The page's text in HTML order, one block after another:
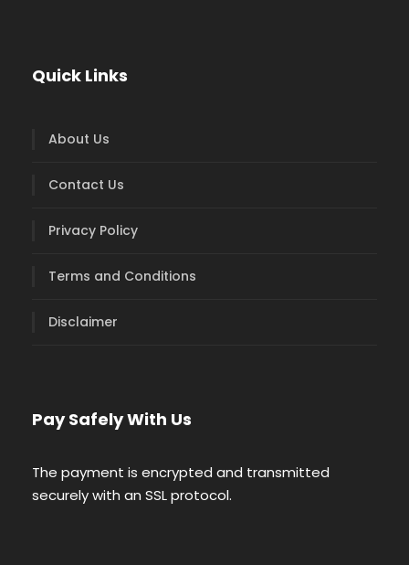
Quick Links
About Us
Contact Us
Privacy Policy
Terms and Conditions
Disclaimer
Pay Safely With Us
The payment is encrypted and transmitted
securely with an SSL protocol.